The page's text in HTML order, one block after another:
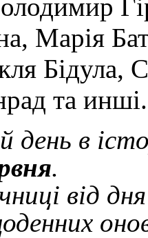
Марія
Бідула,
та инші.
день в
.
від